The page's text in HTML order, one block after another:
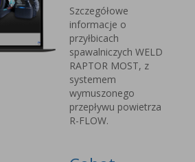
Szczegółowe
informacje o
przyłbicach
spawalniczych WELD
RAPTOR MOST, z
systemem
wymuszonego
przepływu powietrza
R-FLOW.